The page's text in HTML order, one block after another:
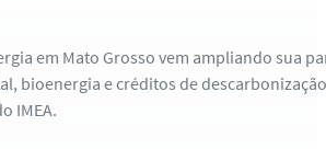
em Mato Grosso vem ampliando sua
bioenergia e créditos de
IMEA.